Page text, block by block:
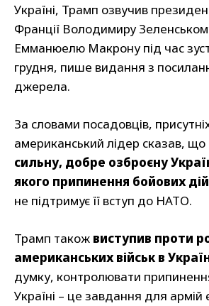
Україні, Трамп озвучив
Франції Володимиру
Емманюелю Макрону під час
грудня, пише видання з
джерела.
За словами посадовців,
американський лідер сказав, що
сильну, добре озброєну
якого припинення бойових дій
не підтримує її вступ до НАТО.
Трамп також виступив проти
американських військ в
думку, контролювати
Україні – це завдання для армій